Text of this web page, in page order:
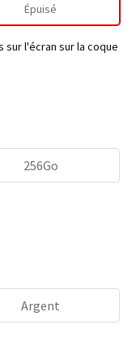
Épuisé
sur l'écran sur la coque
256Go
Argent